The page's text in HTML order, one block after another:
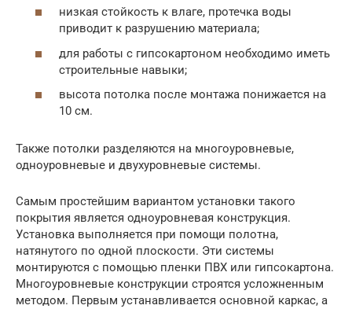
низкая стойкость к влаге, протечка воды
приводит к разрушению материала;
для работы с гипсокартоном необходимо иметь
строительные навыки;
высота потолка после монтажа понижается на
10 см.
Также потолки разделяются на многоуровневые,
одноуровневые и двухуровневые системы.
Самым простейшим вариантом установки такого
покрытия является одноуровневая конструкция.
Установка выполняется при помощи полотна,
натянутого по одной плоскости. Эти системы
монтируются с помощью пленки ПВХ или гипсокартона.
Многоуровневые конструкции строятся усложненным
методом. Первым устанавливается основной каркас, а